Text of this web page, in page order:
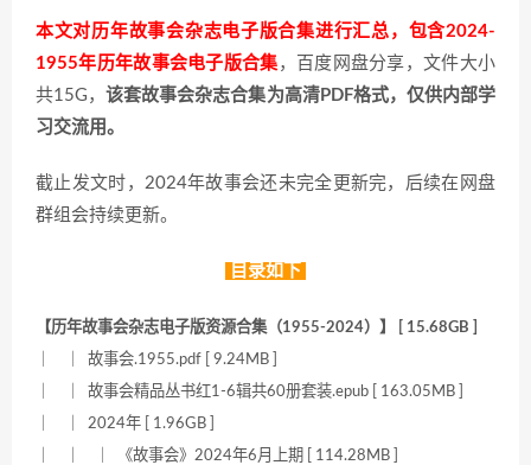
本文对历年故事会杂志电子版合集进行汇总，包含2024-
1955年历年故事会电子版合集 ，百度网盘分享，文件大小
共15G，该套故事会杂志合集为高清PDF格式，仅供内部学
习交流用。
截止发文时，2024年故事会还未完全更新完，后续在网盘
群组会持续更新。
目录如下
【历年故事会杂志电子版资源合集（1955-2024）】 [ 15.68GB ]
｜ ｜ 故事会.1955.pdf [ 9.24MB ]
｜ ｜ 故事会精品丛书红1-6辑共60册套装.epub [ 163.05MB ]
｜ ｜ 2024年 [ 1.96GB ]
｜ ｜ ｜ 《故事会》2024年6月上期 [ 114.28MB ]